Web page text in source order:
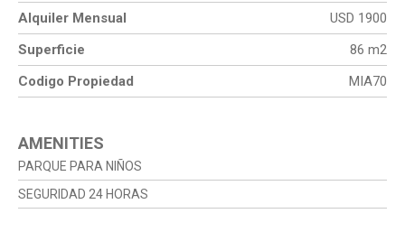
Alquiler Mensual
USD 1900
Superficie
86 m2
Codigo Propiedad
MIA70
AMENITIES
PARQUE PARA NIÑOS
SEGURIDAD 24 HORAS